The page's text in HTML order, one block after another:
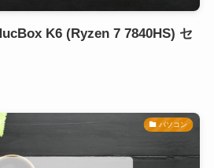
K6 (Ryzen 7 7840HS) セ
パソコン